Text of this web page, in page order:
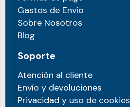
Gastos de Envío
Sobre Nosotros
Blog
Soporte
Atención al cliente
Envío y devoluciones
Privacidad y uso de cookies